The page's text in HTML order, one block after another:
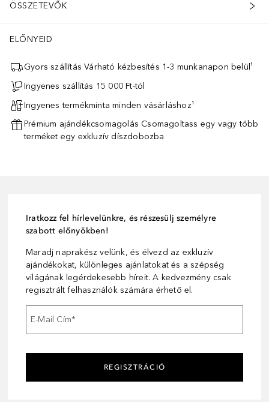
ÖSSZETEVŐK
ELŐNYEID
Gyors szállítás Várható kézbesítés 1-3 munkanapon belül¹
Ingyenes szállítás 15 000 Ft-tól
Ingyenes termékminta minden vásárláshoz¹
Prémium ajándékcsomagolás Csomagoltass egy vagy több
terméket egy exkluzív díszdobozba
Iratkozz fel hírlevelünkre, és részesülj személyre
szabott előnyökben!
Maradj naprakész velünk, és élvezd az exkluzív
ajándékokat, különleges ajánlatokat és a szépség
világának legérdekesebb híreit. A kedvezmény csak
regisztrált felhasználók számára érhető el.
E-Mail Cím*
REGISZTRÁCIÓ